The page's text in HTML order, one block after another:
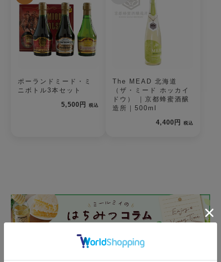
ポーランドミード・ミ
ニボトル3本セット
5,500円
税込
The MEAD 北海道
（ザ・ミード ホッカイ
ドウ） ｜京都蜂蜜酒醸
造所｜500ml
4,400円
税込